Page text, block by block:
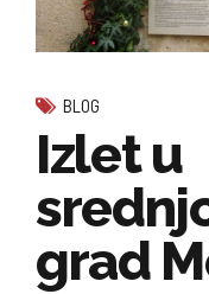
BLOG
Izlet u
grad